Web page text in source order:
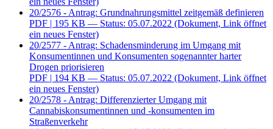
20/2576 - Antrag: Grundnahrungsmittel zeitgemäß definieren
PDF | 195 KB — Status: 05.07.2022 (Dokument, Link öffnet
ein neues Fenster)
20/2577 - Antrag: Schadensminderung im Umgang mit
Konsumentinnen und Konsumenten sogenannter harter
Drogen priorisieren
PDF | 194 KB — Status: 05.07.2022 (Dokument, Link öffnet
ein neues Fenster)
20/2578 - Antrag: Differenzierter Umgang mit
Cannabiskonsumentinnen und -konsumenten im
Straßenverkehr